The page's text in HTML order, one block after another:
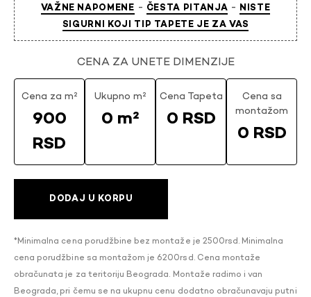
VAŽNE NAPOMENE - ČESTA PITANJA -
NISTE
SIGURNI KOJI TIP TAPETE JE ZA VAS
CENA ZA UNETE DIMENZIJE
Cena za m²
900
RSD
Ukupno m²
0 m²
Cena Tapeta
0 RSD
Cena sa
montažom
0 RSD
DODAJ U KORPU
*Minimalna cena porudžbine bez montaže je 2500rsd. Minimalna
cena porudžbine sa montažom je 6200rsd. Cena montaže
obračunata je za teritoriju Beograda. Montaže radimo i van
Beograda, pri čemu se na ukupnu cenu dodatno obračunavaju putni